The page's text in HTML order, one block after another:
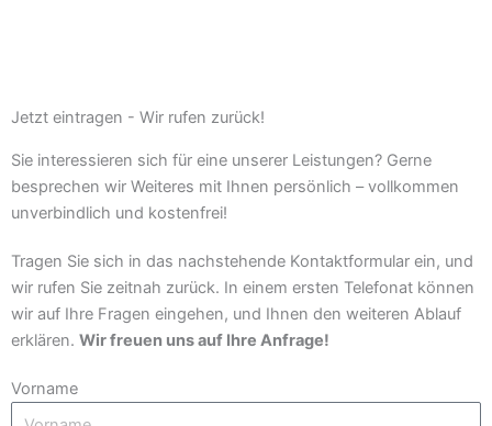
Jetzt eintragen - Wir rufen zurück!
Sie interessieren sich für eine unserer Leistungen? Gerne
besprechen wir Weiteres mit Ihnen persönlich – vollkommen
unverbindlich und kostenfrei!
Tragen Sie sich in das nachstehende Kontaktformular ein, und
wir rufen Sie zeitnah zurück. In einem ersten Telefonat können
wir auf Ihre Fragen eingehen, und Ihnen den weiteren Ablauf
erklären. Wir freuen uns auf Ihre Anfrage!
Vorname